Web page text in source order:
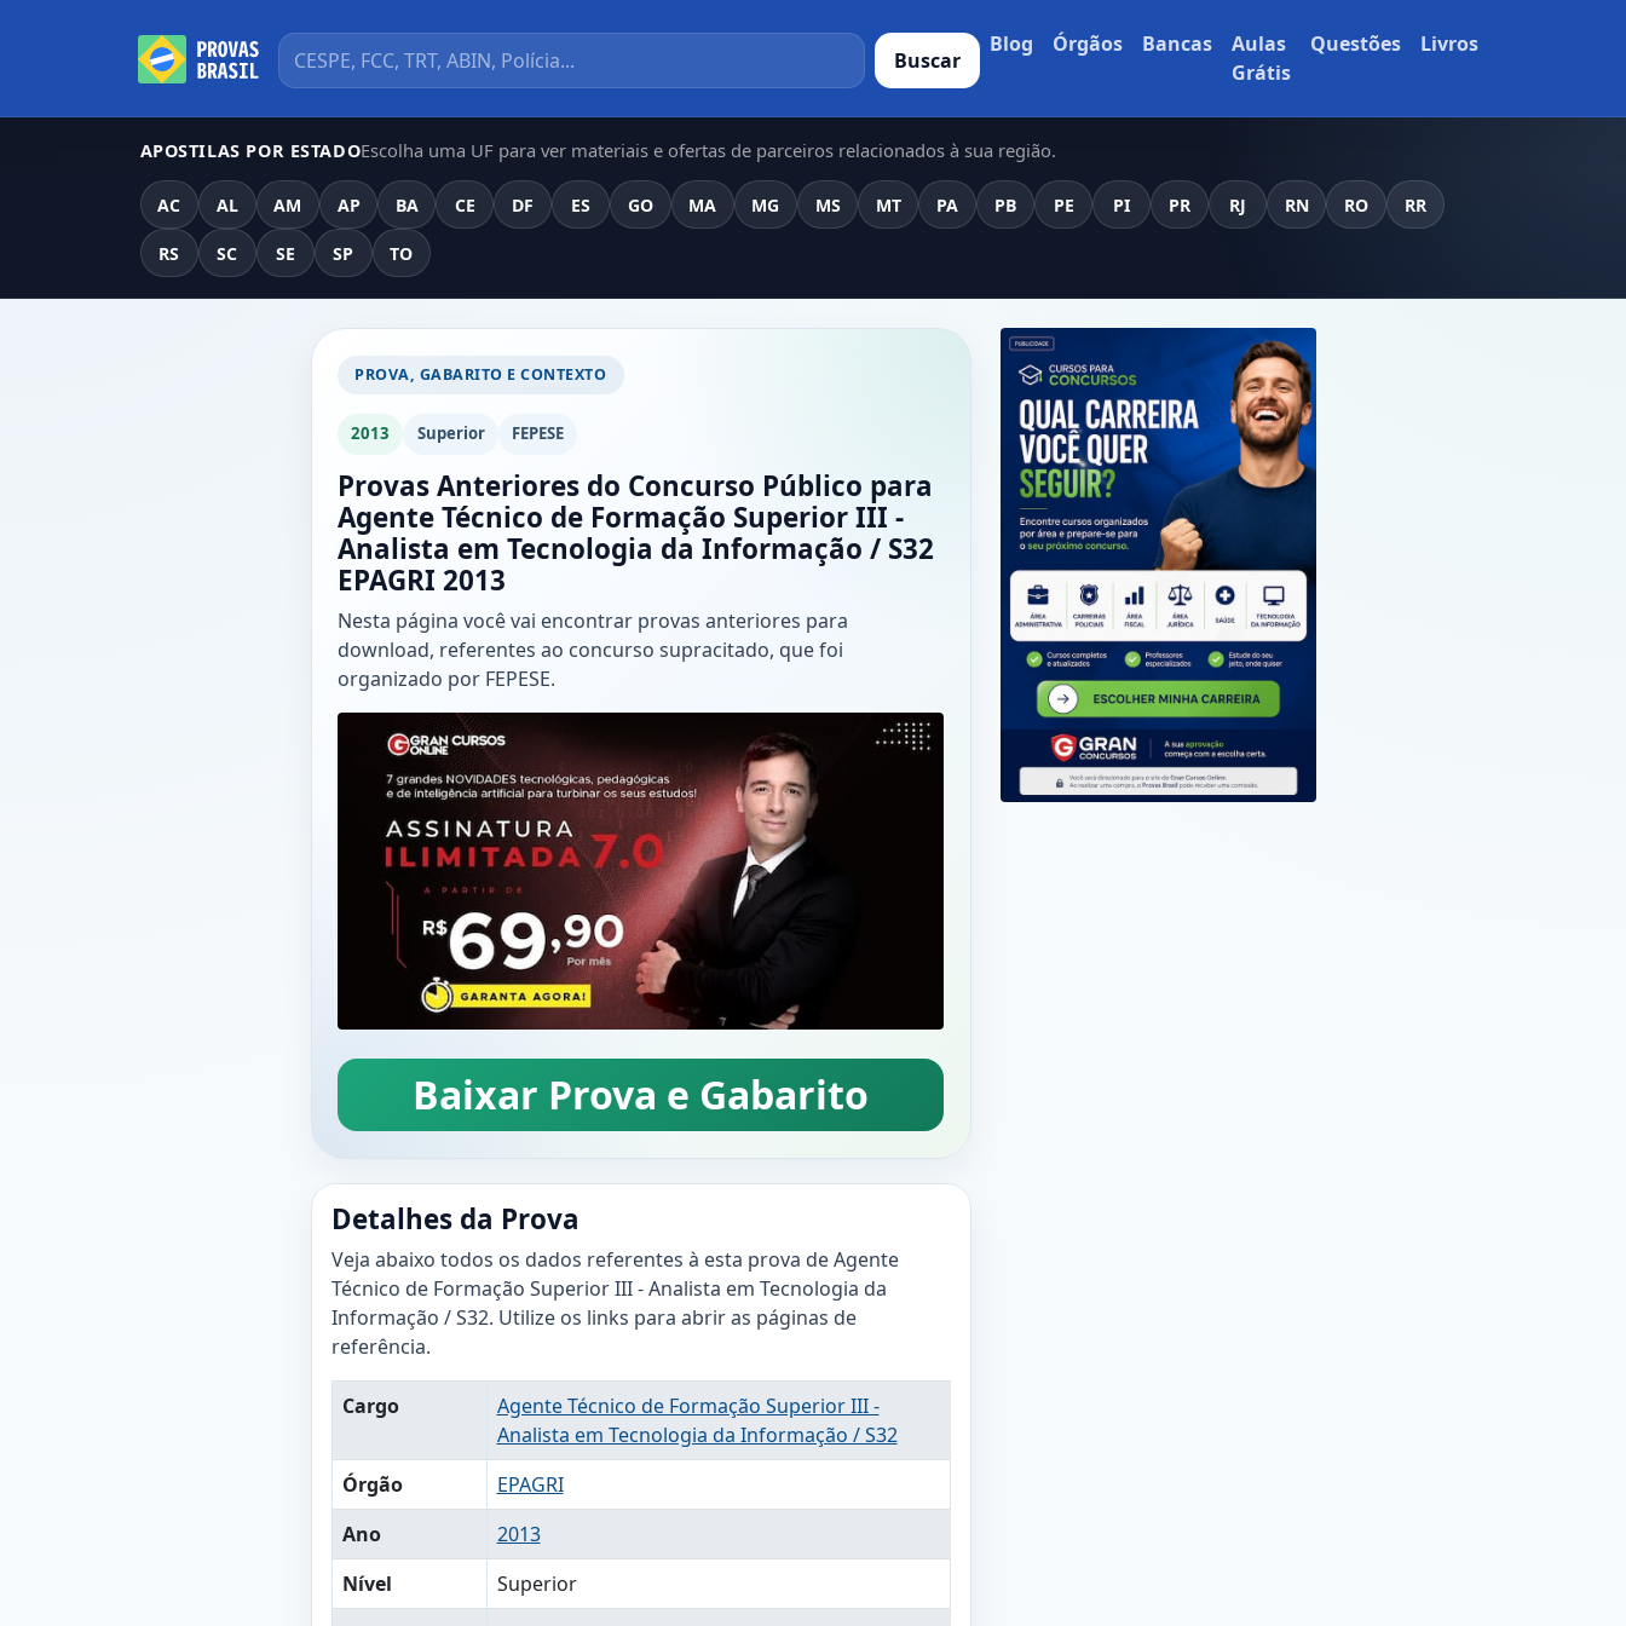
Buscar
Blog Órgãos Bancas
Aulas
Grátis
Questões Livros
APOSTILAS POR ESTADOEscolha uma UF para ver materiais e ofertas de parceiros relacionados à sua região.
AC AL AM AP BA CE DF ES GO MA MG MS MT PA PB PE PI PR RJ RN RO RR
RS SC SE SP TO
PROVA, GABARITO E CONTEXTO
2013 Superior FEPESE
Provas Anteriores do Concurso Público para
Agente Técnico de Formação Superior III -
Analista em Tecnologia da Informação / S32
EPAGRI 2013
Nesta página você vai encontrar provas anteriores para
download, referentes ao concurso supracitado, que foi
organizado por FEPESE.
Baixar Prova e Gabarito
Detalhes da Prova
Veja abaixo todos os dados referentes à esta prova de Agente
Técnico de Formação Superior III - Analista em Tecnologia da
Informação / S32. Utilize os links para abrir as páginas de
referência.
Cargo
Agente Técnico de Formação Superior III -
Analista em Tecnologia da Informação / S32
Órgão
EPAGRI
Ano
2013
Nível
Superior